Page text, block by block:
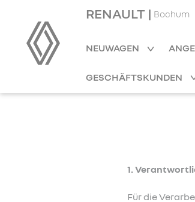
RENAULT | Bochum
NEUWAGEN
GESCHÄFTSKUNDEN
1.
Für die